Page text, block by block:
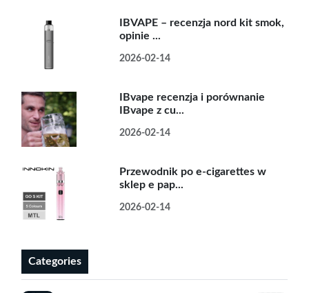
IBVAPE – recenzja nord kit smok,
opinie ...
2026-02-14
IBvape recenzja i porównanie
IBvape z cu...
2026-02-14
Przewodnik po e-cigarettes w
sklep e pap...
2026-02-14
Categories